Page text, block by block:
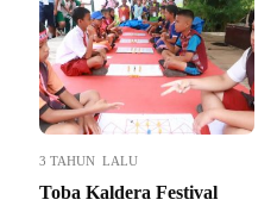
3 TAHUN LALU
Toba Kaldera Festival